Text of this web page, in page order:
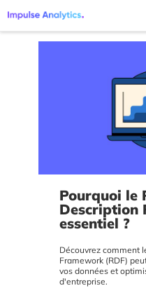
Pourquoi le
Description
essentiel ?
Découvrez comment
Framework (RDF)
vos données et
d'entreprise.